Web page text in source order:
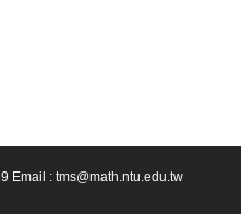
Email : tms@math.ntu.edu.tw